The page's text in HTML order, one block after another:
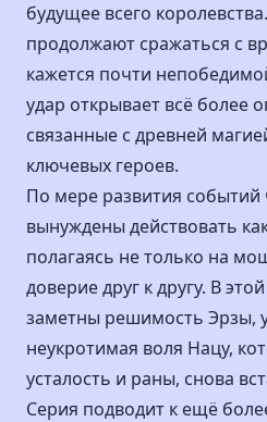
будущее всего
продолжают сражаться с
кажется почти
удар открывает всё более
связанные с древней
ключевых героев.
По мере развития
вынуждены действовать
полагаясь не только на
доверие друг к другу. В
заметны решимость Эрзы,
неукротимая воля Нацу,
усталость и раны, снова
Серия подводит к ещё